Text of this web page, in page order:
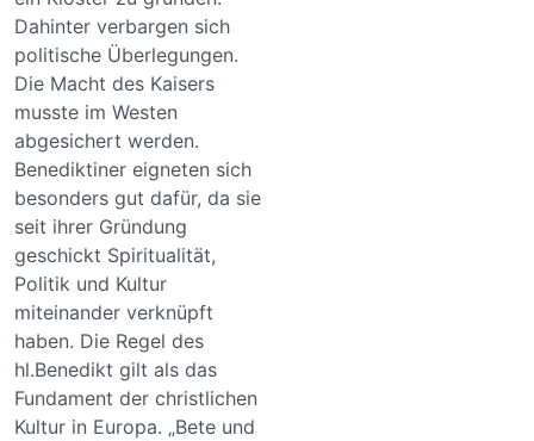
Dahinter verbargen sich
politische Überlegungen.
Die Macht des Kaisers
musste im Westen
abgesichert werden.
Benediktiner eigneten sich
besonders gut dafür, da sie
seit ihrer Gründung
geschickt Spiritualität,
Politik und Kultur
miteinander verknüpft
haben. Die Regel des
hl.Benedikt gilt als das
Fundament der christlichen
Kultur in Europa. „Bete und